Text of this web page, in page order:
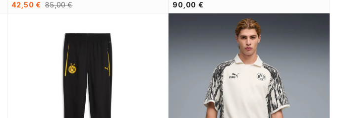
42,50 € 85,00 € 90,00 €